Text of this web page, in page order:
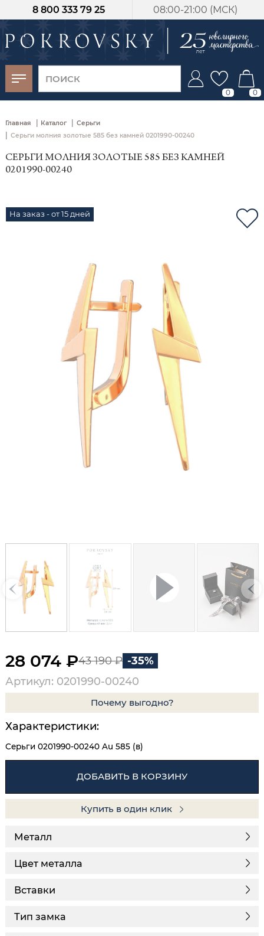
08:00-21:00 (МСК)
8 800 333 79 25
0 0
Главная | Каталог | Серьги
| Серьги молния золотые 585 без камней 0201990-00240
СЕРЬГИ МОЛНИЯ ЗОЛОТЫЕ 585 БЕЗ КАМНЕЙ
0201990-00240
На заказ - от 15 дней
28 074 ₽43 190 ₽ -35%
Артикул: 0201990-00240
Почему выгодно?
Характеристики:
Серьги 0201990-00240 Au 585 (в)
ДОБАВИТЬ В КОРЗИНУ
Купить в один клик
Металл
Цвет металла
Вставки
Тип замка
-30%
от 15 дней с
момента оплаты